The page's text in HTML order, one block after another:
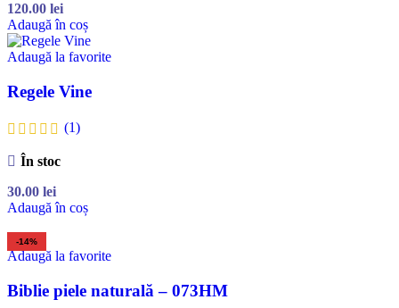
120.00 lei
Adaugă în coș
Adaugă la favorite
Regele Vine
(1)
În stoc
30.00 lei
Adaugă în coș
-14%
Adaugă la favorite
Biblie piele naturală – 073HM